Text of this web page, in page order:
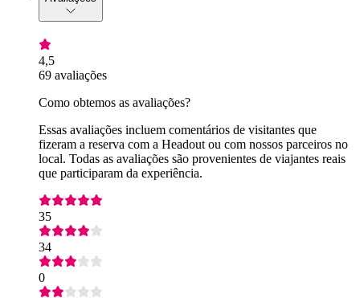
4,5
69 avaliações
Como obtemos as avaliações?
Essas avaliações incluem comentários de visitantes que
fizeram a reserva com a Headout ou com nossos parceiros no
local. Todas as avaliações são provenientes de viajantes reais
que participaram da experiência.
35
34
0